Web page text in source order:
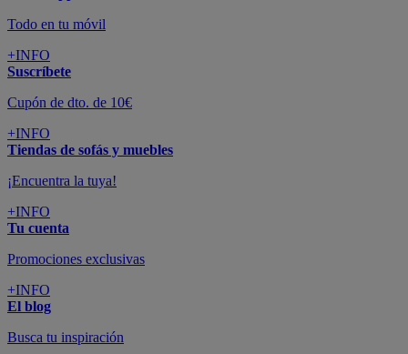
Todo en tu móvil
+INFO
Suscríbete
Cupón de dto. de 10€
+INFO
Tiendas de sofás y muebles
¡Encuentra la tuya!
+INFO
Tu cuenta
Promociones exclusivas
+INFO
El blog
Busca tu inspiración